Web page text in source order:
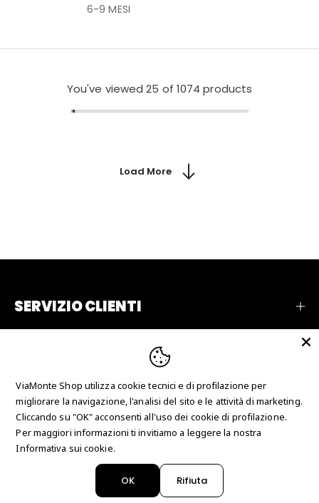
6-9 MESI
You've viewed25 of 1074 products
Load More
SERVIZIO CLIENTI
AZIENDA
CONTATTI
Copyright © 2026 Just Collection Man srl - P.IVA
IT03625700780 - N° REA CS-247666
ViaMonte Shop utilizza cookie tecnici e di profilazione per
migliorare la navigazione, l'analisi del sito e le attività di marketing.
Cliccando su "OK" acconsenti all'uso dei cookie di profilazione.
Per maggiori informazioni ti invitiamo a leggere la nostra
Informativa sui cookie.
OK Rifiuta